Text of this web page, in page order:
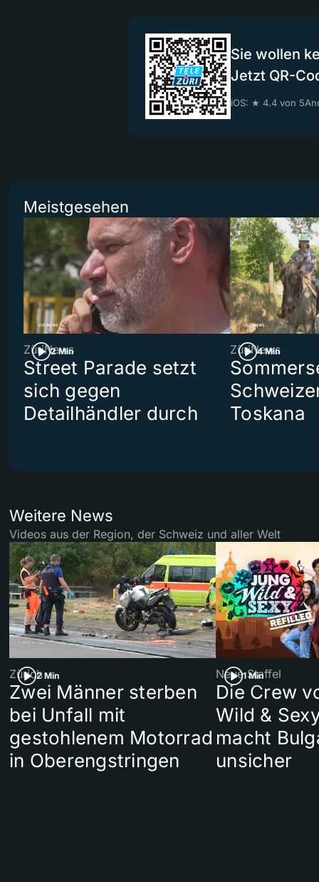
Sie wollen
Jetzt QR-
iOS: ★ 4.4 von 5
Meistgesehen
2 Min
ZüriNews
Street Parade setzt
sich gegen
Detailhändler durch
4 Min
ZüriNews
Toskana
Weitere News
Videos aus der Region, der Schweiz und aller Welt
2 Min
Zürich
Zwei Männer sterben
bei Unfall mit
gestohlenem Motorrad
in Oberengstringen
1 Min
Neue Staffel
Die Crew
Wild &
macht
unsicher